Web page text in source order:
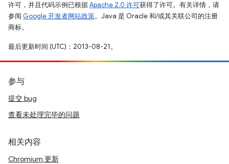
许可，并且代码示例已根据Apache 2.0 许可获得了许可。有关详情，请
参阅 Google 开发者网站政策。Java 是 Oracle 和/或其关联公司的注册
商标。
最后更新时间 (UTC)：2013-08-21。
参与
提交 bug
查看未处理完毕的问题
相关内容
Chromium 更新